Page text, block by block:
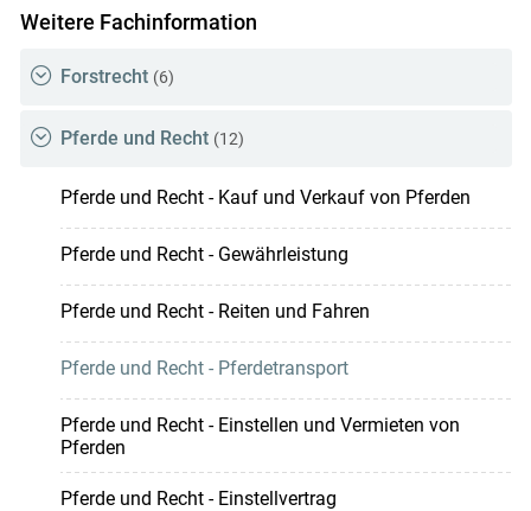
Weitere Fachinformation
Forstrecht (6)
Pferde und Recht (12)
Pferde und Recht - Kauf und Verkauf von Pferden
Pferde und Recht - Gewährleistung
Pferde und Recht - Reiten und Fahren
Pferde und Recht - Pferdetransport
Pferde und Recht - Einstellen und Vermieten von
Pferden
Pferde und Recht - Einstellvertrag